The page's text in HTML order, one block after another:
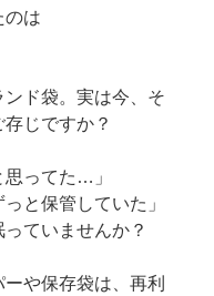
のは
ド袋。実は今、そ
じですか？
思ってた…」
と保管していた」
ていませんか？
や保存袋は、再利